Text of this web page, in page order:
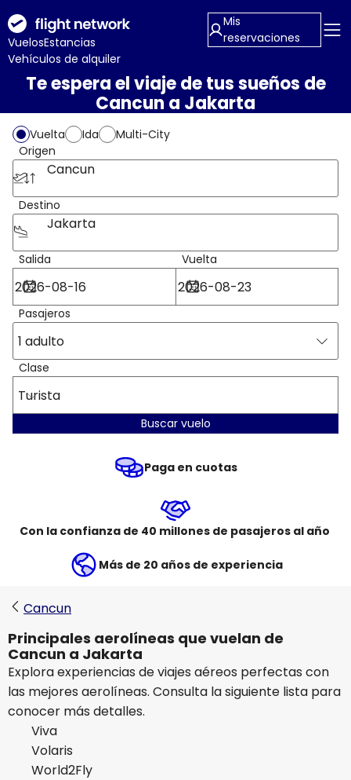
VuelosEstancias
Vehículos de alquiler
Mis
reservaciones
Te espera el viaje de tus sueños de
Cancun a Jakarta
Vuelta Ida
Multi-City
Origen
Cancun
Destino
Jakarta
Salida Vuelta
Pasajeros
1 adulto
Clase
Turista
Buscar vuelo
Paga en cuotas
Con la confianza de 40 millones de pasajeros al año
Más de 20 años de experiencia
Cancun
Principales aerolíneas que vuelan de
Cancun a Jakarta
Explora experiencias de viajes aéreos perfectas con
las mejores aerolíneas. Consulta la siguiente lista para
conocer más detalles.
Viva
Volaris
World2Fly